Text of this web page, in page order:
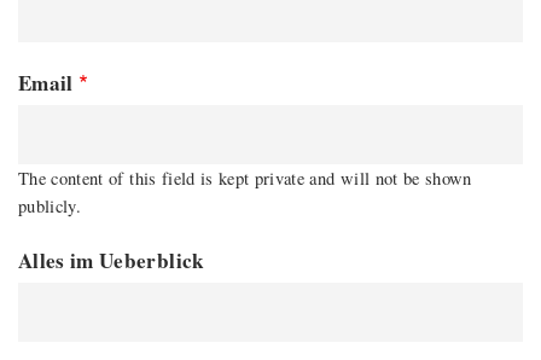
Email
The content of this field is kept private and will not be shown
publicly.
Alles im Ueberblick